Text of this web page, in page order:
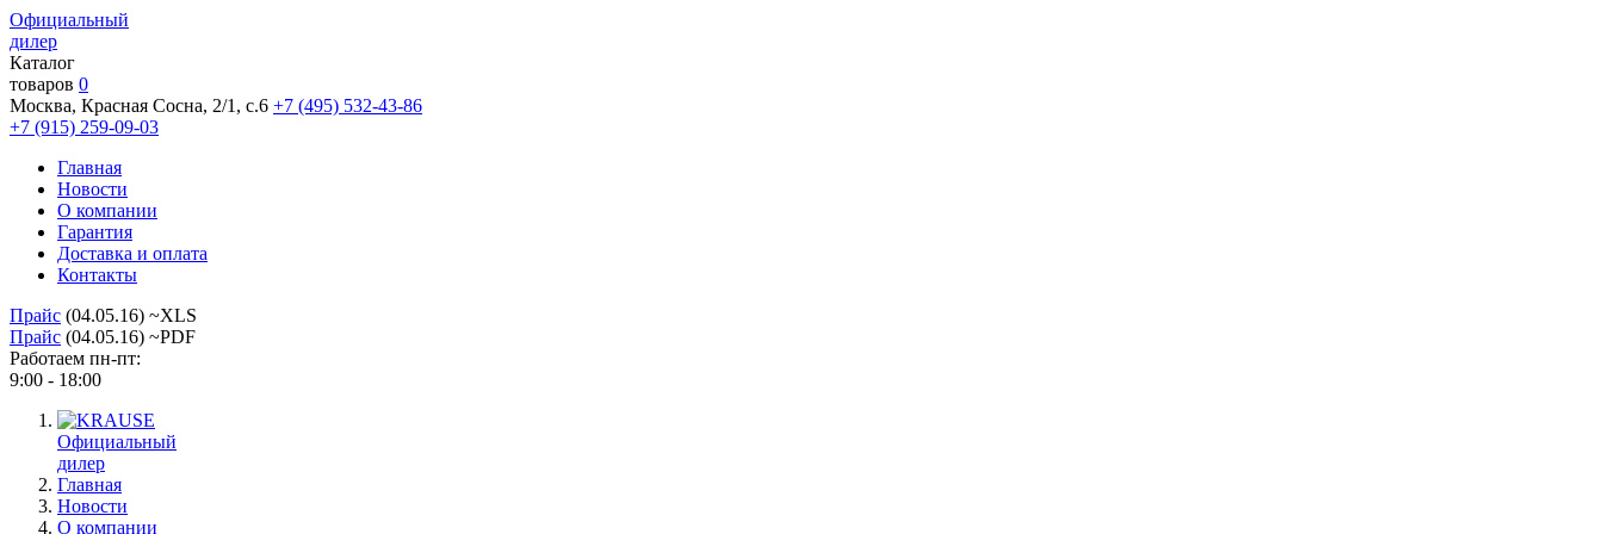
Официальный
дилер
Каталог
товаров 0
Москва, Красная Сосна, 2/1, с.6 +7 (495) 532-43-86
+7 (915) 259-09-03
Главная
Новости
О компании
Гарантия
Доставка и оплата
Контакты
Прайс (04.05.16) ~XLS
Прайс (04.05.16) ~PDF
Работаем пн-пт:
9:00 - 18:00
Официальный
дилер
Главная
Новости
О компании